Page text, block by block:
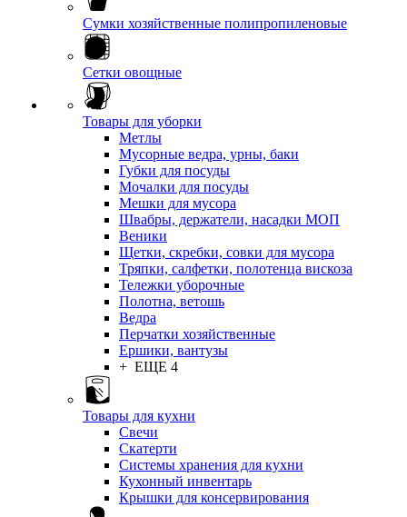
Сумки хозяйственные полипропиленовые
Сетки овощные
Товары для уборки
Метлы
Мусорные ведра, урны, баки
Губки для посуды
Мочалки для посуды
Мешки для мусора
Швабры, держатели, насадки МОП
Веники
Щетки, скребки, совки для мусора
Тряпки, салфетки, полотенца вискоза
Тележки уборочные
Полотна, ветошь
Ведра
Перчатки хозяйственные
Ершики, вантузы
+ ЕЩЕ 4
Товары для кухни
Свечи
Скатерти
Системы хранения для кухни
Кухонный инвентарь
Крышки для консервирования